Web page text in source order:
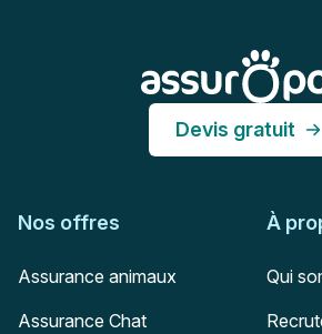
Devis gratuit
Nos offres
Assurance animaux
Assurance Chat
À
Qui